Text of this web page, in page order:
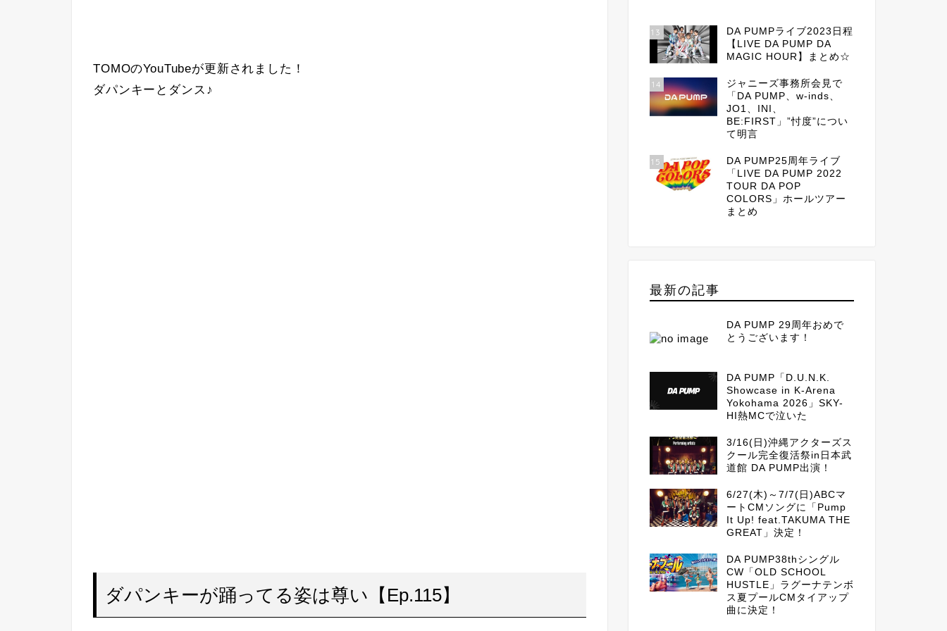
TOMOのYouTubeが更新されました！
ダパンキーとダンス♪
ダパンキーが踊ってる姿は尊い【Ep.115】
13
DA PUMPライブ2023日程
【LIVE DA PUMP DA
MAGIC HOUR】まとめ☆
14
ジャニーズ事務所会見で
「DA PUMP、w-inds、
JO1、INI、
BE:FIRST」”忖度”につい
て明言
15
DA PUMP25周年ライブ
「LIVE DA PUMP 2022
TOUR DA POP
COLORS」ホールツアー
まとめ
最新の記事
DA PUMP 29周年おめで
とうございます！
DA PUMP「D.U.N.K.
Showcase in K-Arena
Yokohama 2026」SKY-
HI熱MCで泣いた
3/16(日)沖縄アクターズス
クール完全復活祭in日本武
道館 DA PUMP出演！
6/27(木)～7/7(日)ABCマ
ートCMソングに「Pump
It Up! feat.TAKUMA THE
GREAT」決定！
DA PUMP38thシングル
CW「OLD SCHOOL
HUSTLE」ラグーナテンボ
ス夏プールCMタイアップ
曲に決定！